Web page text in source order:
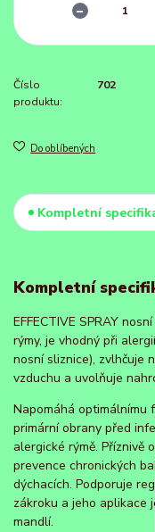
Číslo
produktu:
702
Do oblíbených
Kompletní
Kompletní
EFFECTIVE SPRAY
rýmy, je vhodný při
nosní sliznice), zvlhčuje
vzduchu a uvolňuje
Napomáhá optimálnímu
primární obrany před
alergické rýmě. Příznivě
prevence chronických
dýchacích. Podporuje
zákroku a jeho aplikace
mandlí.